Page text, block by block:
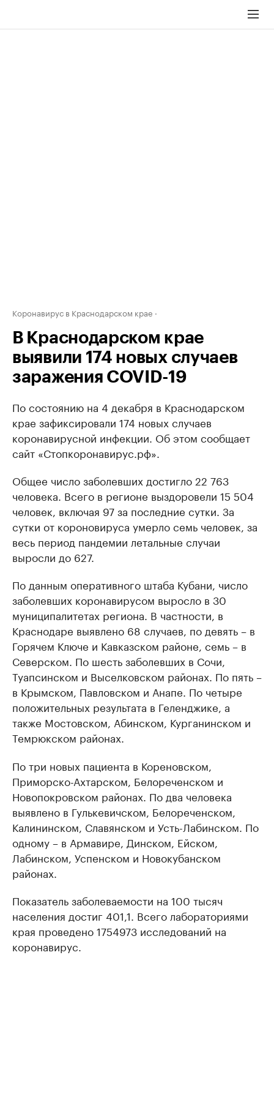
Коронавирус в Краснодарском крае
В Краснодарском крае
выявили 174 новых случаев
заражения COVID-19
По состоянию на 4 декабря в Краснодарском
крае зафиксировали 174 новых случаев
коронавирусной инфекции. Об этом сообщает
сайт «Стопкоронавирус.рф».
Общее число заболевших достигло 22 763
человека. Всего в регионе выздоровели 15 504
человек, включая 97 за последние сутки. За
сутки от короновируса умерло семь человек, за
весь период пандемии летальные случаи
выросли до 627.
По данным оперативного штаба Кубани, число
заболевших коронавирусом выросло в 30
муниципалитетах региона. В частности, в
Краснодаре выявлено 68 случаев, по девять – в
Горячем Ключе и Кавказском районе, семь – в
Северском. По шесть заболевших в Сочи,
Туапсинском и Выселковском районах. По пять –
в Крымском, Павловском и Анапе. По четыре
положительных результата в Геленджике, а
также Мостовском, Абинском, Курганинском и
Темрюкском районах.
По три новых пациента в Кореновском,
Приморско-Ахтарском, Белореченском и
Новопокровском районах. По два человека
выявлено в Гулькевичском, Белореченском,
Калининском, Славянском и Усть-Лабинском. По
одному – в Армавире, Динском, Ейском,
Лабинском, Успенском и Новокубанском
районах.
Показатель заболеваемости на 100 тысяч
населения достиг 401,1. Всего лабораториями
края проведено 1754973 исследований на
коронавирус.